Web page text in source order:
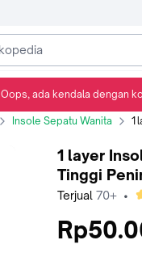
Insole Sepatu Wanita 1 layer
1 layer
Tinggi
Terjual 70+ •
Oops, ada kendala dengan